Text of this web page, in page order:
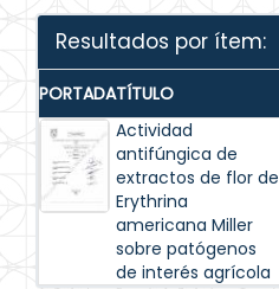
Resultados por ítem:
PORTADATÍTULO
Actividad
antifúngica de
extractos de flor de
Erythrina
americana Miller
sobre patógenos
de interés agrícola